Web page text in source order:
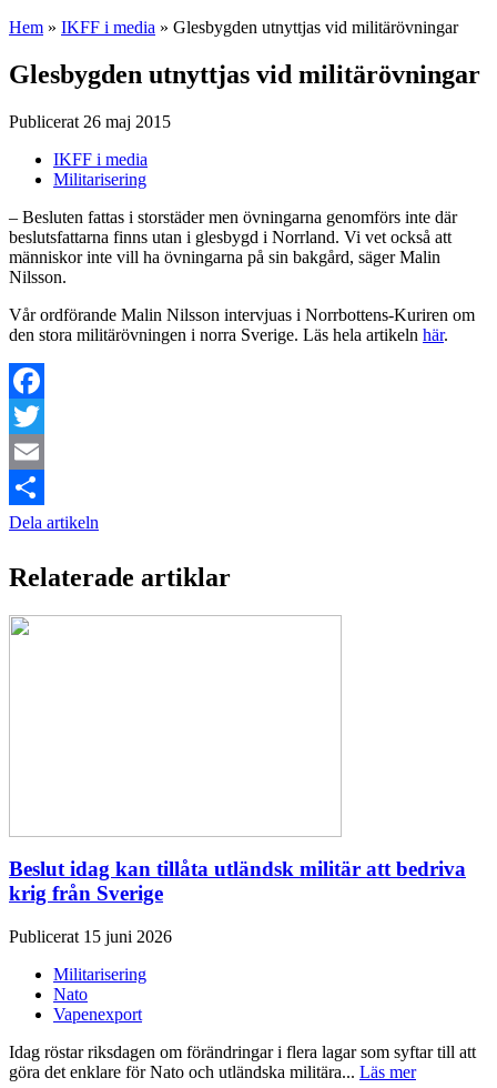
Hem » IKFF i media » Glesbygden utnyttjas vid militärövningar
Glesbygden utnyttjas vid militärövningar
Publicerat 26 maj 2015
IKFF i media
Militarisering
– Besluten fattas i storstäder men övningarna genomförs inte där
beslutsfattarna finns utan i glesbygd i Norrland. Vi vet också att
människor inte vill ha övningarna på sin bakgård, säger Malin
Nilsson.
Vår ordförande Malin Nilsson intervjuas i Norrbottens-Kuriren om
den stora militärövningen i norra Sverige. Läs hela artikeln här.
Facebook
Twitter
Email
Dela artikeln
Relaterade artiklar
Beslut idag kan tillåta utländsk militär att bedriva
krig från Sverige
Publicerat 15 juni 2026
Militarisering
Nato
Vapenexport
Idag röstar riksdagen om förändringar i flera lagar som syftar till att
göra det enklare för Nato och utländska militära... Läs mer